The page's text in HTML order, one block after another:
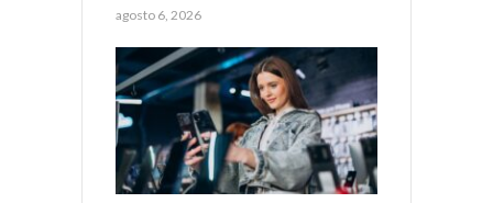
agosto 6, 2026